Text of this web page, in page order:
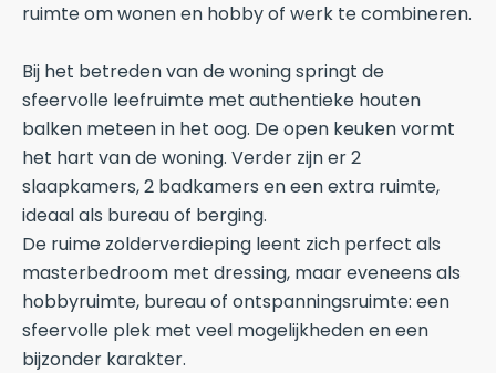
ruimte om wonen en hobby of werk te combineren.
Bij het betreden van de woning springt de
sfeervolle leefruimte met authentieke houten
balken meteen in het oog. De open keuken vormt
het hart van de woning. Verder zijn er 2
slaapkamers, 2 badkamers en een extra ruimte,
ideaal als bureau of berging.
De ruime zolderverdieping leent zich perfect als
masterbedroom met dressing, maar eveneens als
hobbyruimte, bureau of ontspanningsruimte: een
sfeervolle plek met veel mogelijkheden en een
bijzonder karakter.